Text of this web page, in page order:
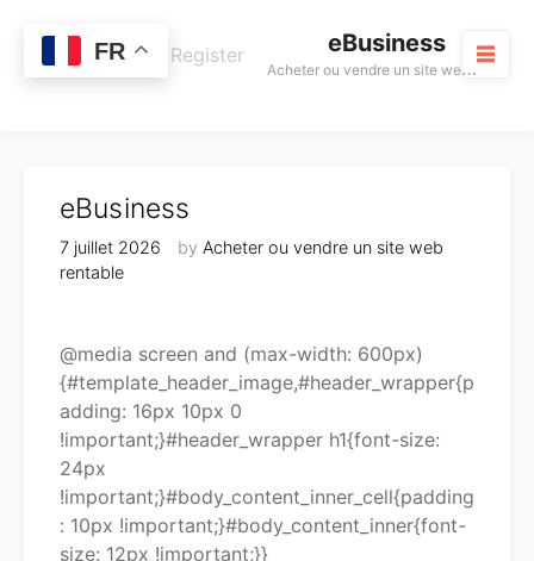
content
eBusiness
A
cheter ou vendre un site web rentable
CartLogin / Register
eBusiness
7 juillet 2026 by Acheter ou vendre un site web
rentable
@media screen and (max-width: 600px)
{#template_header_image,#header_wrapper{p
adding: 16px 10px 0
!important;}#header_wrapper h1{font-size:
24px
!important;}#body_content_inner_cell{padding
: 10px !important;}#body_content_inner{font-
size: 12px !important;}}
FR